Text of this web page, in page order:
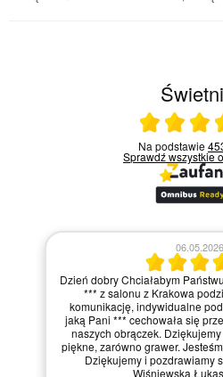
Na podstawie
Sprawdź wszystkie
06.05.2026
Dzień dobry Chciałabym
*** z salonu z Krakowa
komunikację, indywidualne
jaką Pani *** cechowała się
naszych obrączek.
piękne, zarówno grawer.
Dziękujemy i pozdrawiamy
Wiśniewska